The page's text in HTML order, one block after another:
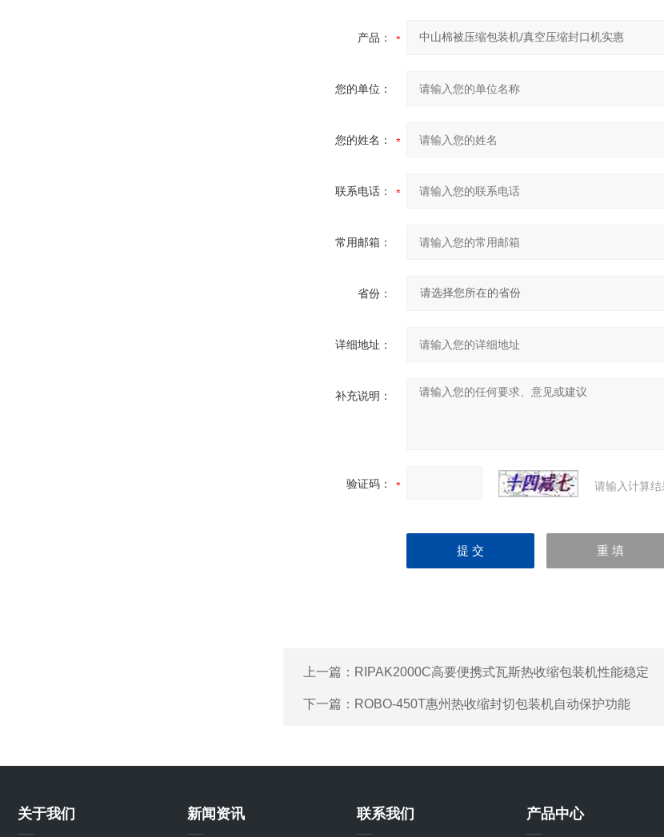
产品：
您的单位：
您的姓名：
联系电话：
常用邮箱：
省份：
详细地址：
补充说明：
验证码： 请输入计算
上一篇： RIPAK2000C高要便携式瓦斯热收缩包装机性能稳定
下一篇： ROBO-450T惠州热收缩封切包装机自动保护功能
关于我们 新闻资讯 联系我们 产品中心